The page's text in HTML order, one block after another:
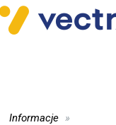
Informacje